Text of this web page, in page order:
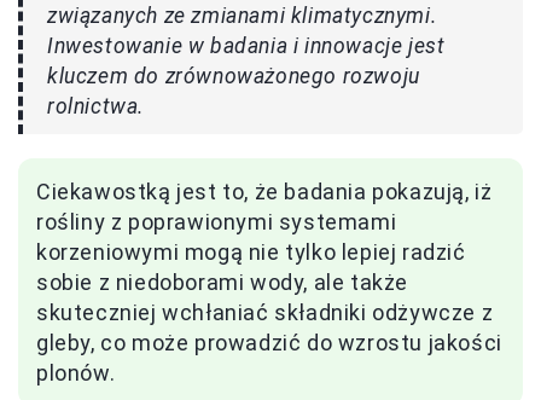
związanych ze zmianami klimatycznymi.
Inwestowanie w badania i innowacje jest
kluczem do zrównoważonego rozwoju
rolnictwa.
Ciekawostką jest to, że badania pokazują, iż
rośliny z poprawionymi systemami
korzeniowymi mogą nie tylko lepiej radzić
sobie z niedoborami wody, ale także
skuteczniej wchłaniać składniki odżywcze z
gleby, co może prowadzić do wzrostu jakości
plonów.